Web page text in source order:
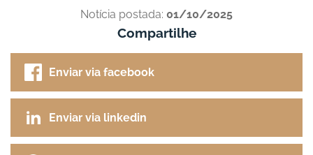
Notícia postada: 01/10/2025
Compartilhe
Enviar via facebook
Enviar via linkedin